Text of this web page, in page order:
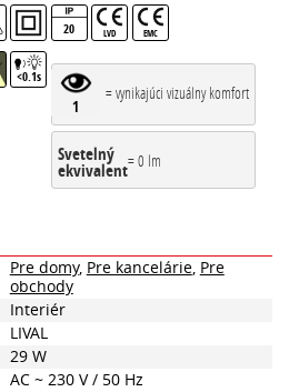
20 LVD EMC
<0.1s
1
= vynikajúci vizuálny komfort
Svetelný
ekvivalent= 0 lm
Pre domy, Pre kancelárie, Pre
obchody
Interiér
LIVAL
29 W
AC ~ 230 V / 50 Hz